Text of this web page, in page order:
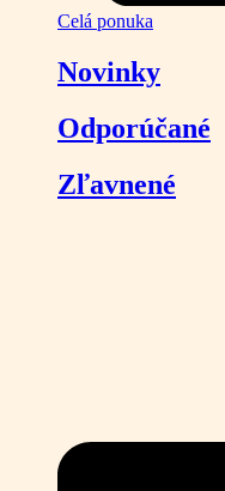
Celá ponuka
Novinky
Odporúčané
Zľavnené